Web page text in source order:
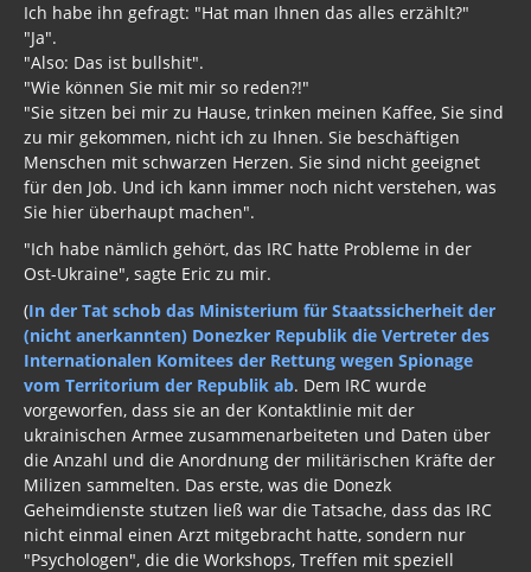
Ich habe ihn gefragt: "Hat man Ihnen das alles erzählt?"
"Ja".
"Also: Das ist bullshit".
"Wie können Sie mit mir so reden?!"
"Sie sitzen bei mir zu Hause, trinken meinen Kaffee, Sie sind
zu mir gekommen, nicht ich zu Ihnen. Sie beschäftigen
Menschen mit schwarzen Herzen. Sie sind nicht geeignet
für den Job. Und ich kann immer noch nicht verstehen, was
Sie hier überhaupt machen".
"Ich habe nämlich gehört, das IRC hatte Probleme in der
Ost-Ukraine", sagte Eric zu mir.
(In der Tat schob das Ministerium für Staatssicherheit der
(nicht anerkannten) Donezker Republik die Vertreter des
Internationalen Komitees der Rettung wegen Spionage
vom Territorium der Republik ab. Dem IRC wurde
vorgeworfen, dass sie an der Kontaktlinie mit der
ukrainischen Armee zusammenarbeiteten und Daten über
die Anzahl und die Anordnung der militärischen Kräfte der
Milizen sammelten. Das erste, was die Donezk
Geheimdienste stutzen ließ war die Tatsache, dass das IRC
nicht einmal einen Arzt mitgebracht hatte, sondern nur
"Psychologen", die die Workshops, Treffen mit speziell